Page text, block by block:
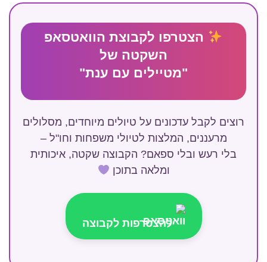
הצטרפו לקבוצת הוואטסאפ
השקטה של
"מטיילים עם ענת"
רוצים לקבל עדכונים על טיולים מיוחדים, מסלולים
מרעננים, המלצות לטיולי משפחות וחו"ל –
בלי רעש ובלי ספאם? הקבוצה שקטה, איכותית
ומלאה בתוכן
להצטרפות לקבוצה